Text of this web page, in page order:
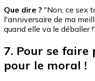
Que dire ? "Non, ce sex
l'anniversaire de ma
quand elle va le déballer !"
7. Pour se faire
pour le moral !